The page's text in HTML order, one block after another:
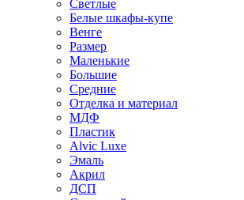
Светлые
Белые шкафы-купе
Венге
Размер
Маленькие
Большие
Средние
Отделка и материал
МДФ
Пластик
Alvic Luxe
Эмаль
Акрил
ДСП